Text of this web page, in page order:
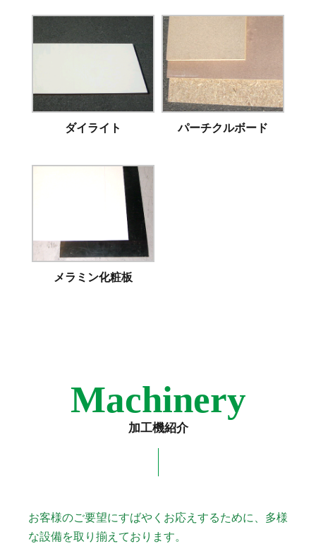
ダイライト パーチクルボード
メラミン化粧板
Machinery
加工機紹介
お客様のご要望にすばやくお応えするために、多様
な設備を取り揃えております。